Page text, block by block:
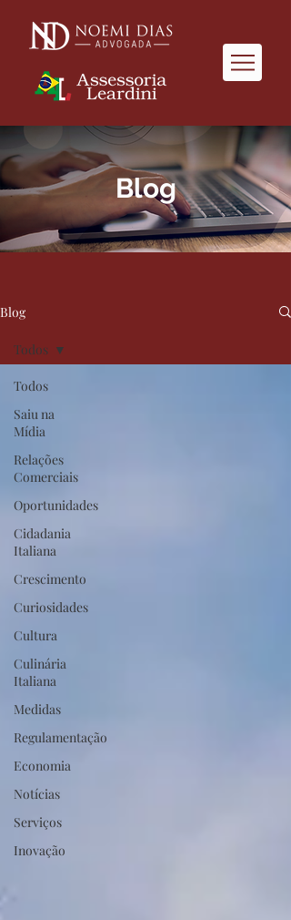
Blog
Blog
Todos
Saiu na
Mídia
Relações
Comerciais
Oportunidades
Cidadania
Italiana
Crescimento
Curiosidades
Cultura
Culinária
Italiana
Medidas
Regulamentação
Economia
Notícias
Serviços
Inovação
Todos